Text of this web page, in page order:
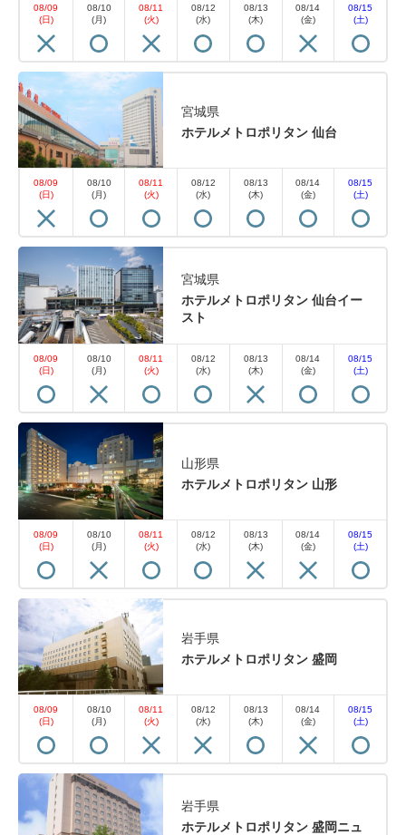
08/09
(日)
08/10
(月)
08/11
(火)
08/12
(水)
08/13
(木)
08/14
(金)
08/15
(土)
宮城県
ホテルメトロポリタン 仙台
08/09
(日)
08/10
(月)
08/11
(火)
08/12
(水)
08/13
(木)
08/14
(金)
08/15
(土)
宮城県
ホテルメトロポリタン 仙台イー
スト
08/09
(日)
08/10
(月)
08/11
(火)
08/12
(水)
08/13
(木)
08/14
(金)
08/15
(土)
山形県
ホテルメトロポリタン 山形
08/09
(日)
08/10
(月)
08/11
(火)
08/12
(水)
08/13
(木)
08/14
(金)
08/15
(土)
岩手県
ホテルメトロポリタン 盛岡
08/09
(日)
08/10
(月)
08/11
(火)
08/12
(水)
08/13
(木)
08/14
(金)
08/15
(土)
岩手県
ホテルメトロポリタン 盛岡ニュ